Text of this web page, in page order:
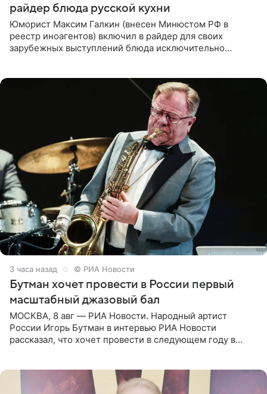
райдер блюда русской кухни
Юморист Максим Галкин (внесен Минюстом РФ в
реестр иноагентов) включил в райдер для своих
зарубежных выступлений блюда исключительно
3 часа назад © РИА Новости
Бутман хочет провести в России первый
масштабный джазовый бал
МОСКВА, 8 авг — РИА Новости. Народный артист
России Игорь Бутман в интервью РИА Новости
рассказал, что хочет провести в следующем году в